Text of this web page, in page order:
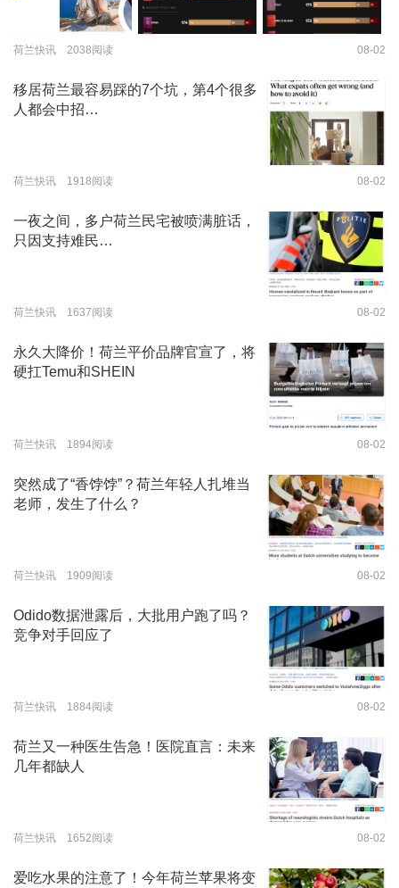
荷兰快讯 2038阅读 08-02
移居荷兰最容易踩的7个坑，第4个很多
人都会中招…
荷兰快讯 1918阅读 08-02
一夜之间，多户荷兰民宅被喷满脏话，
只因支持难民…
荷兰快讯 1637阅读 08-02
永久大降价！荷兰平价品牌官宣了，将
硬扛Temu和SHEIN
荷兰快讯 1894阅读 08-02
突然成了“香饽饽”？荷兰年轻人扎堆当
老师，发生了什么？
荷兰快讯 1909阅读 08-02
Odido数据泄露后，大批用户跑了吗？
竞争对手回应了
荷兰快讯 1884阅读 08-02
荷兰又一种医生告急！医院直言：未来
几年都缺人
荷兰快讯 1652阅读 08-02
爱吃水果的注意了！今年荷兰苹果将变